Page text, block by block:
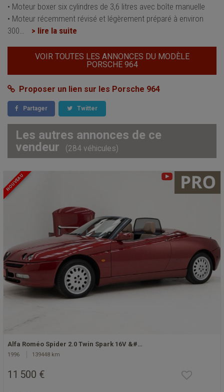
• Moteur boxer six cylindres de 3,6 litres avec boîte manuelle
• Moteur récemment révisé et légèrement préparé à environ
300
> lire la suite
VOIR TOUTES LES ANNONCES DU MODÈLE
PORSCHE 964
Proposer un lien sur les Porsche 964
Partager Twitter
Les autres annonces de ce
vendeur
(284 véhicules)
NOUVEAU
Alfa Roméo Spider 2.0 Twin Spark 16V &#…
1996 139448 km
11 500 €